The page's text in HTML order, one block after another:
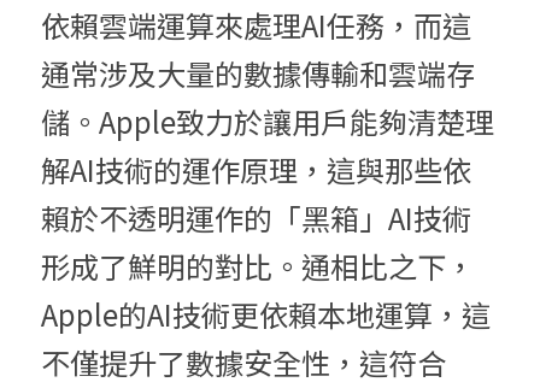
依賴雲端運算來處理AI任務，而這
通常涉及大量的數據傳輸和雲端存
儲。Apple致力於讓用戶能夠清楚理
解AI技術的運作原理，這與那些依
賴於不透明運作的「黑箱」AI技術
形成了鮮明的對比。通相比之下，
Apple的AI技術更依賴本地運算，這
不僅提升了數據安全性，這符合